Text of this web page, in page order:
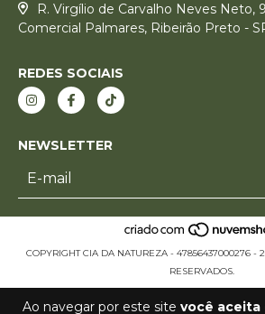
Ao navegar por este site você aceita
R. Virgílio de Carvalho Neves Neto,
Comercial Palmares, Ribeirão Preto -
REDES SOCIAIS
NEWSLETTER
COPYRIGHT CIA DA NATUREZA - 47856437000276 -
RESERVADOS.